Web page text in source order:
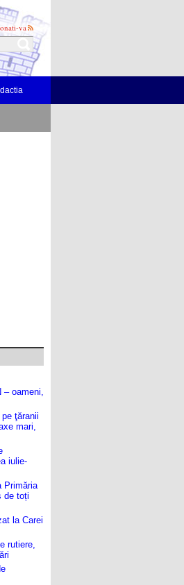
va
– oameni,
ţăranii
mari,
iulie-
Primăria
de toți
la Carei
rutiere,